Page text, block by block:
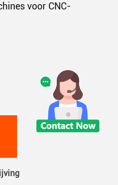
voor CNC-